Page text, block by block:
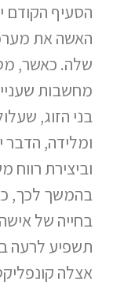
הסעיף הקודם
האשה את
שלה. כאשר,
מחשבות
בני הזוג,
ומלידה,
וביצירת רווח
בהמשך לכך,
בחייה של
תשפיע לרעה
אצלה